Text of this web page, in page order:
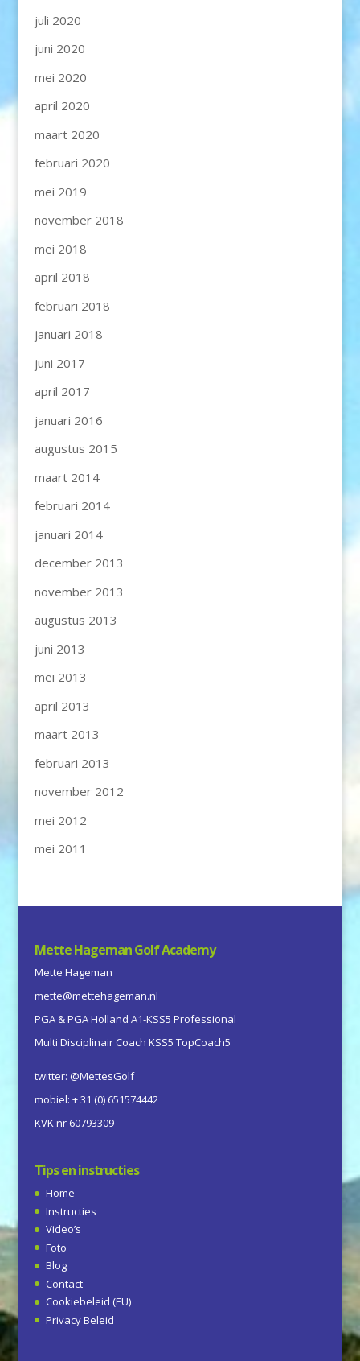
juli 2020
juni 2020
mei 2020
april 2020
maart 2020
februari 2020
mei 2019
november 2018
mei 2018
april 2018
februari 2018
januari 2018
juni 2017
april 2017
januari 2016
augustus 2015
maart 2014
februari 2014
januari 2014
december 2013
november 2013
augustus 2013
juni 2013
mei 2013
april 2013
maart 2013
februari 2013
november 2012
mei 2012
mei 2011
Mette Hageman Golf Academy
Mette Hageman
mette@mettehageman.nl
PGA & PGA Holland A1-KSS5 Professional
Multi Disciplinair Coach KSS5 TopCoach5
twitter: @MettesGolf
mobiel: + 31 (0) 651574442
KVK nr 60793309
Tips en instructies
Home
Instructies
Video’s
Foto
Blog
Contact
Cookiebeleid (EU)
Privacy Beleid